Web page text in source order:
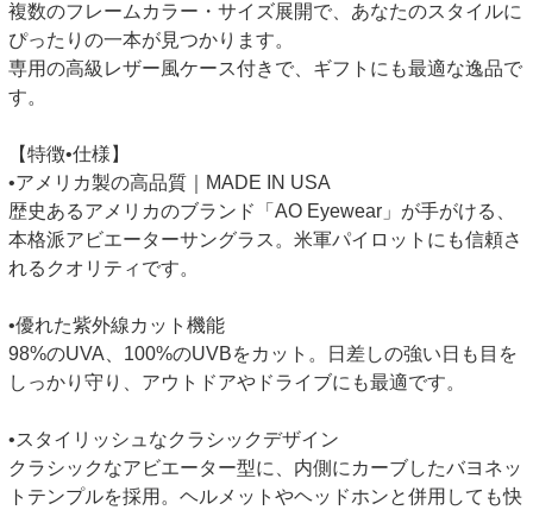
複数のフレームカラー・サイズ展開で、あなたのスタイルに
ぴったりの一本が見つかります。
専用の高級レザー風ケース付きで、ギフトにも最適な逸品で
す。
【特徴•仕様】
•アメリカ製の高品質｜MADE IN USA
歴史あるアメリカのブランド「AO Eyewear」が手がける、
本格派アビエーターサングラス。米軍パイロットにも信頼さ
れるクオリティです。
•優れた紫外線カット機能
98%のUVA、100%のUVBをカット。日差しの強い日も目を
しっかり守り、アウトドアやドライブにも最適です。
•スタイリッシュなクラシックデザイン
クラシックなアビエーター型に、内側にカーブしたバヨネッ
トテンプルを採用。ヘルメットやヘッドホンと併用しても快